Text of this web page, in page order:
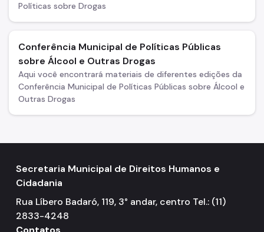
Políticas sobre Drogas
Conferência Municipal de Políticas Públicas
sobre Álcool e Outras Drogas
Aqui você encontrará materiais de diferentes edições da
Conferência Municipal de Políticas Públicas sobre Álcool e
Outras Drogas
Secretaria Municipal de Direitos Humanos e
Cidadania
Rua Líbero Badaró, 119, 3° andar, centro Tel.: (11)
2833-4248